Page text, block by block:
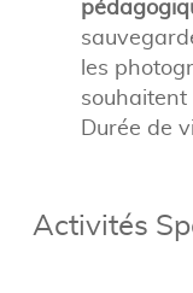
les
Durée de
Activités